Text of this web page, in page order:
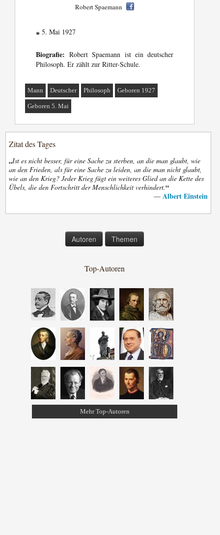
Robert Spaemann
* 5. Mai 1927
Biografie: Robert Spaemann ist ein deutscher
Philosoph. Er zählt zur Ritter-Schule.
Mann Deutscher Philosoph Geboren 1927
Geboren 5. Mai
Zitat des Tages
„Ist es nicht besser, für eine Sache zu sterben, an die man glaubt, wie
an den Frieden, als für eine Sache zu leiden, an die man nicht glaubt,
wie an den Krieg? Jeder Krieg fügt ein weiteres Glied an die Kette des
Übels, die den Fortschritt der Menschlichkeit verhindert.“
— Albert Einstein
Autoren Themen
Top-Autoren
Mehr Top-Autoren